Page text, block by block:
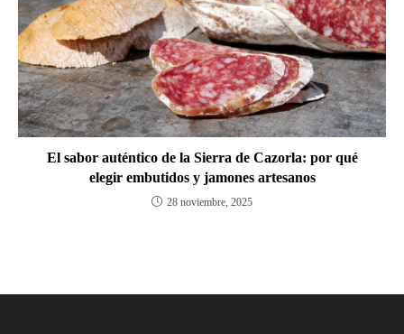
El sabor auténtico de la Sierra de Cazorla: por qué
elegir embutidos y jamones artesanos
28 noviembre, 2025